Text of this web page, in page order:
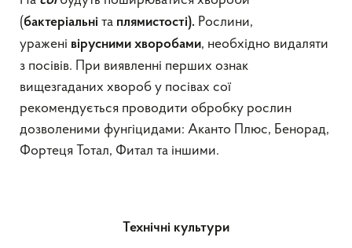
(бактеріальні та плямистості). Рослини,
уражені вірусними хворобами, необхідно видаляти
з посівів. При виявленні перших ознак
вищезгаданих хвороб у посівах сої
рекомендується проводити обробку рослин
дозволеними фунгіцидами: Аканто Плюс, Бенорад,
Фортеця Тотал, Фитал та іншими.
Технічні культури